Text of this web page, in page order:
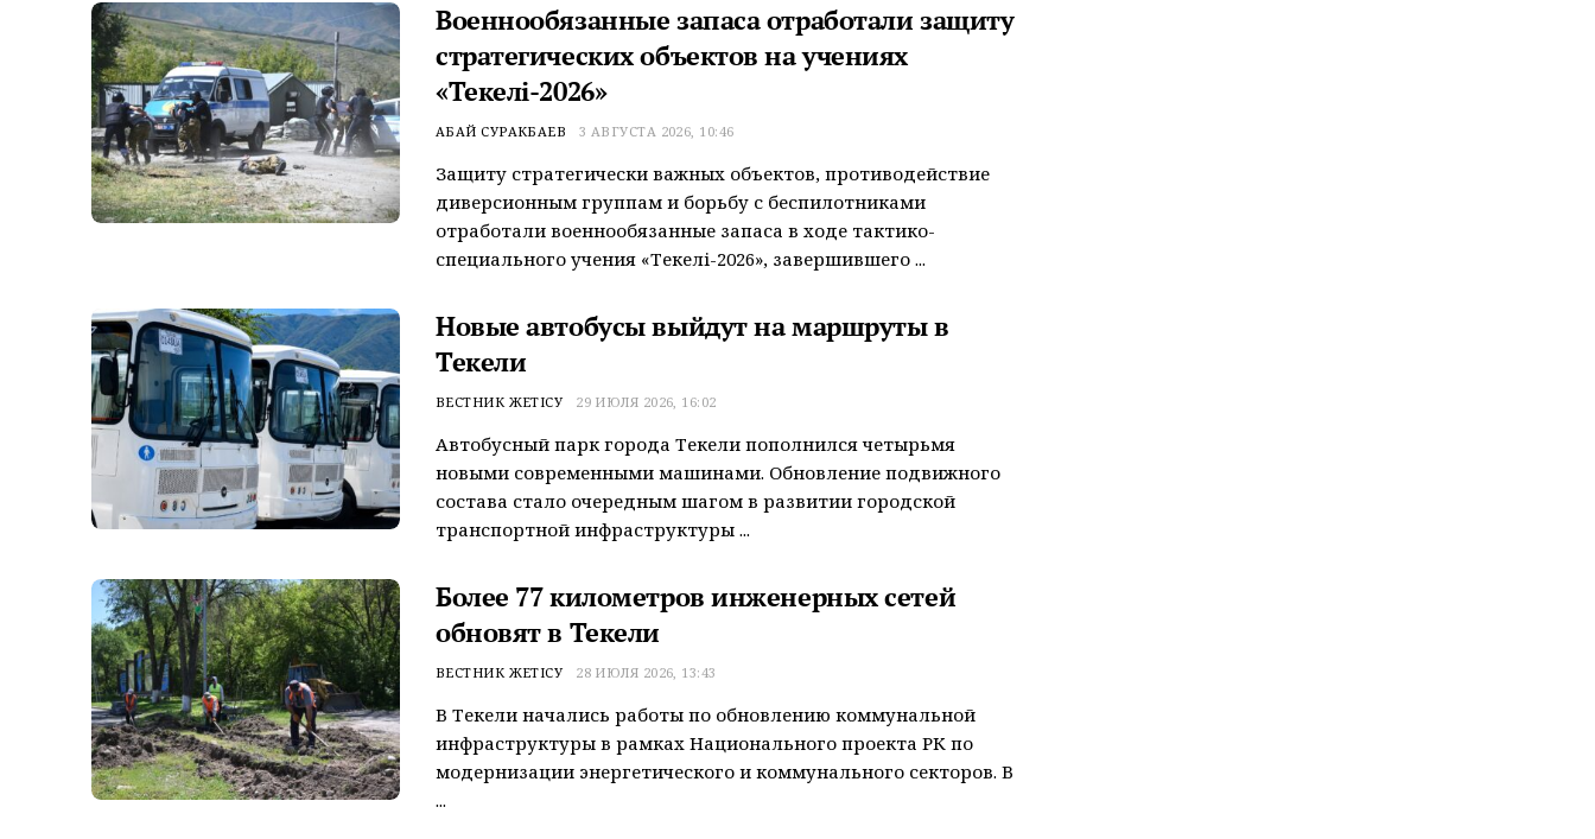
Военнообязанные запаса отработали защиту
стратегических объектов на учениях
«Текелі-2026»
АБАЙ СУРАКБАЕВ 3 АВГУСТА 2026, 10:46
Защиту стратегически важных объектов, противодействие
диверсионным группам и борьбу с беспилотниками
отработали военнообязанные запаса в ходе тактико-
специального учения «Текелі-2026», завершившего ...
Новые автобусы выйдут на маршруты в
Текели
ВЕСТНИК ЖЕТІСУ 29 ИЮЛЯ 2026, 16:02
Автобусный парк города Текели пополнился четырьмя
новыми современными машинами. Обновление подвижного
состава стало очередным шагом в развитии городской
транспортной инфраструктуры ...
Более 77 километров инженерных сетей
обновят в Текели
ВЕСТНИК ЖЕТІСУ 28 ИЮЛЯ 2026, 13:43
В Текели начались работы по обновлению коммунальной
инфраструктуры в рамках Национального проекта РК по
модернизации энергетического и коммунального секторов. В
...